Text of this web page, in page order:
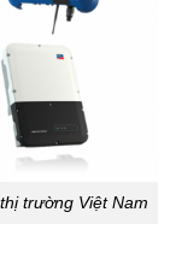
trường Việt Nam